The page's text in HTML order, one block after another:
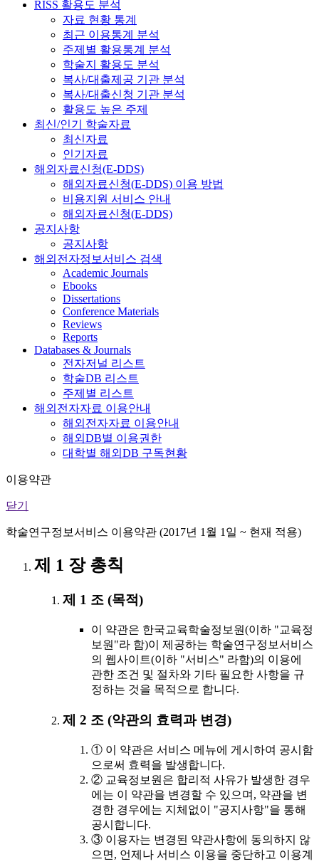
RISS 활용도 분석
자료 현황 통계
최근 이용통계 분석
주제별 활용통계 분석
학술지 활용도 분석
복사/대출제공 기관 분석
복사/대출신청 기관 분석
활용도 높은 주제
최신/인기 학술자료
최신자료
인기자료
해외자료신청(E-DDS)
해외자료신청(E-DDS) 이용 방법
비용지원 서비스 안내
해외자료신청(E-DDS)
공지사항
공지사항
해외전자정보서비스 검색
Academic Journals
Ebooks
Dissertations
Conference Materials
Reviews
Reports
Databases & Journals
전자저널 리스트
학술DB 리스트
주제별 리스트
해외전자자료 이용안내
해외전자자료 이용안내
해외DB별 이용권한
대학별 해외DB 구독현황
이용약관
닫기
학술연구정보서비스 이용약관 (2017년 1월 1일 ~ 현재 적용)
제 1 장 총칙
제 1 조 (목적)
이 약관은 한국교육학술정보원(이하 "교육정
보원"라 함)이 제공하는 학술연구정보서비스
의 웹사이트(이하 "서비스" 라함)의 이용에
관한 조건 및 절차와 기타 필요한 사항을 규
정하는 것을 목적으로 합니다.
제 2 조 (약관의 효력과 변경)
① 이 약관은 서비스 메뉴에 게시하여 공시함
으로써 효력을 발생합니다.
② 교육정보원은 합리적 사유가 발생한 경우
에는 이 약관을 변경할 수 있으며, 약관을 변
경한 경우에는 지체없이 "공지사항"을 통해
공시합니다.
③ 이용자는 변경된 약관사항에 동의하지 않
으면, 언제나 서비스 이용을 중단하고 이용계